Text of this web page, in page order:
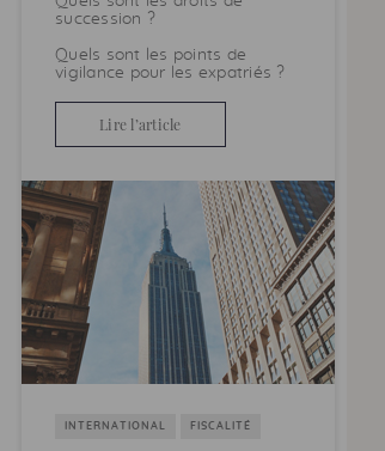
succession ?
Quels sont les points de
vigilance pour les expatriés ?
Lire l’article
INTERNATIONAL FISCALITÉ